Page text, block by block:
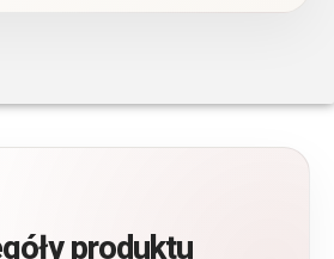
produktu